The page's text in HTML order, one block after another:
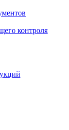
контроля